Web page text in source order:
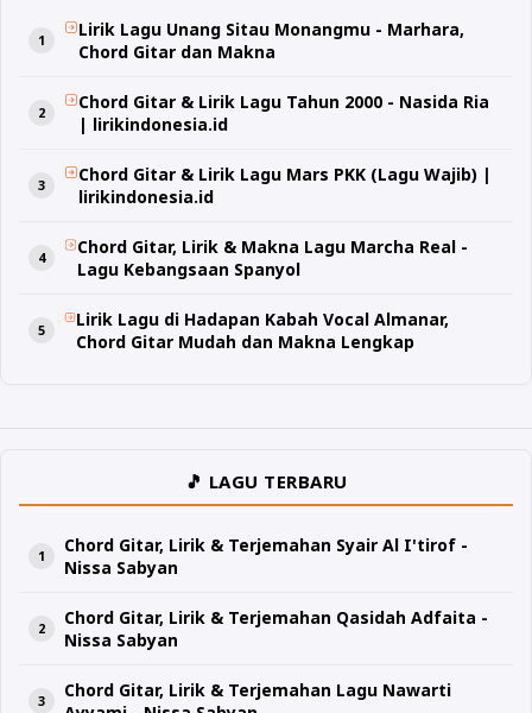
Lirik Lagu Unang Sitau Monangmu - Marhara,
Chord Gitar dan Makna
Chord Gitar & Lirik Lagu Tahun 2000 - Nasida Ria
| lirikindonesia.id
Chord Gitar & Lirik Lagu Mars PKK (Lagu Wajib) |
lirikindonesia.id
Chord Gitar, Lirik & Makna Lagu Marcha Real -
Lagu Kebangsaan Spanyol
Lirik Lagu di Hadapan Kabah Vocal Almanar,
Chord Gitar Mudah dan Makna Lengkap
🎵 LAGU TERBARU
Chord Gitar, Lirik & Terjemahan Syair Al I'tirof -
Nissa Sabyan
Chord Gitar, Lirik & Terjemahan Qasidah Adfaita -
Nissa Sabyan
Chord Gitar, Lirik & Terjemahan Lagu Nawarti